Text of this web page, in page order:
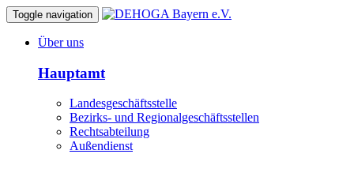
Toggle navigation
Über uns
Hauptamt
Landesgeschäftsstelle
Bezirks- und Regionalgeschäftsstellen
Rechtsabteilung
Außendienst